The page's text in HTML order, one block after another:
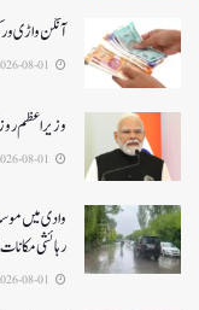
آنگن واڑی
وزیر اعظم
وادی میں
رہائشی